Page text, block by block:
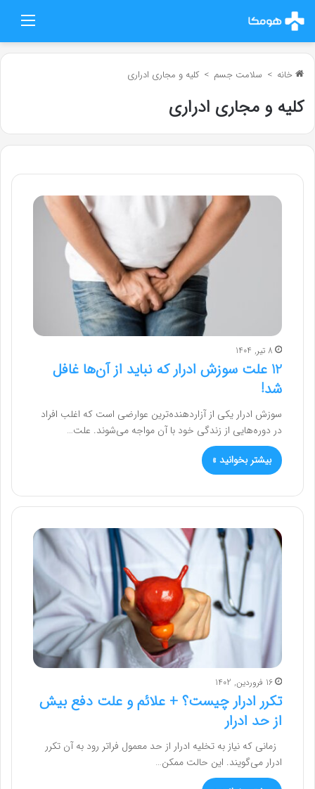
خانه > سلامت جسم > کلیه و مجاری ادراری
کلیه و مجاری ادراری
8 تیر, 1404
12 علت سوزش ادرار که نباید از آن‌ها غافل
شد!
سوزش ادرار یکی از آزاردهنده‌ترین عوارضی است که اغلب افراد
در دوره‌هایی از زندگی خود با آن مواجه می‌شوند. علت…
بیشتر بخوانید »
16 فروردین, 1402
تکرر ادرار چیست؟ + علائم و علت دفع بیش
از حد ادرار
زمانی که نیاز به تخلیه ادرار از حد معمول فراتر رود به آن تکرر
ادرار می‌گویند. این حالت ممکن…